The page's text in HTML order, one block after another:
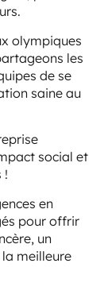
olympiques
les
de se
saine au
social et
!
en
pour offrir
un
meilleure